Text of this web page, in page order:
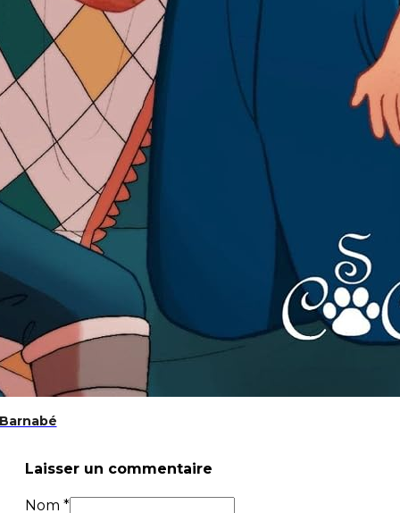
Laisser un commentaire
Nom *